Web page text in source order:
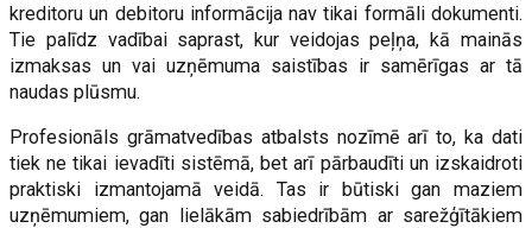
kreditoru un debitoru informācija nav tikai formāli dokumenti.
Tie palīdz vadībai saprast, kur veidojas peļņa, kā mainās
izmaksas un vai uzņēmuma saistības ir samērīgas ar tā
naudas plūsmu.
Profesionāls grāmatvedības atbalsts nozīmē arī to, ka dati
tiek ne tikai ievadīti sistēmā, bet arī pārbaudīti un izskaidroti
praktiski izmantojamā veidā. Tas ir būtiski gan maziem
uzņēmumiem, gan lielākām sabiedrībām ar sarežģītākiem